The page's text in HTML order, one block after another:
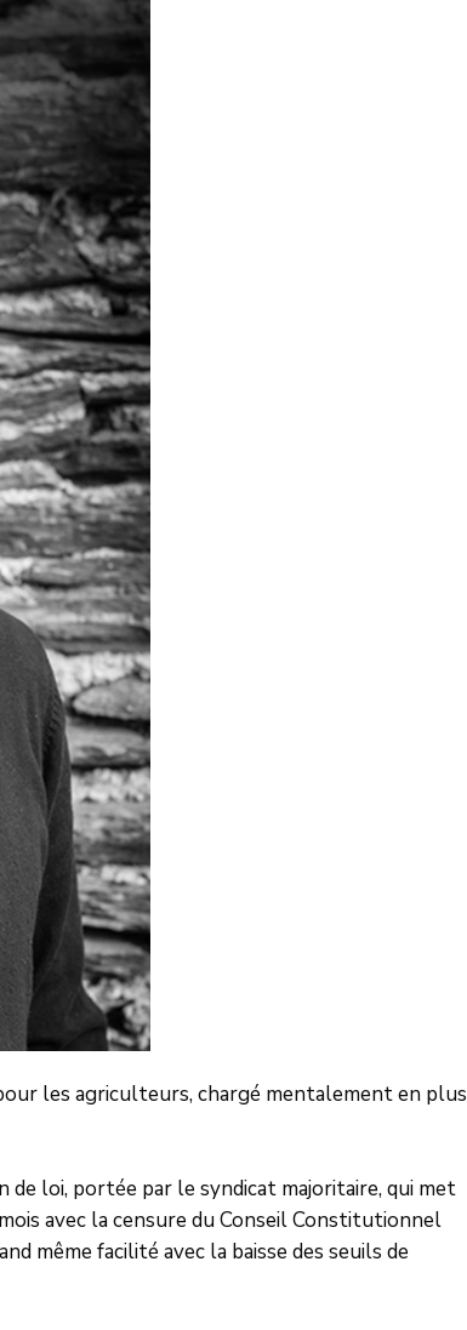
les agriculteurs, chargé mentalement en plus
loi, portée par le syndicat majoritaire, qui met
avec la censure du Conseil Constitutionnel
même facilité avec la baisse des seuils de